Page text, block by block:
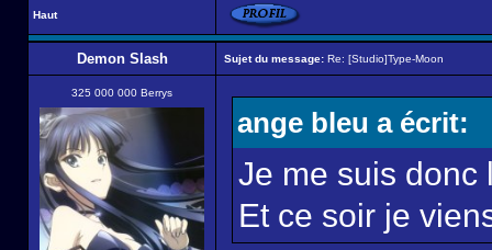
Haut
Demon Slash Sujet du message: Re: [Studio]Type-Moon
325 000 000 Berrys
ange bleu a écrit:
Je me suis
Et ce soir je